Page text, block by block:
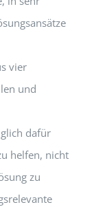
vier
und
dafür
helfen, nicht
zu